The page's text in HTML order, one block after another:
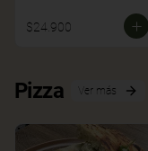
$24.900
Pizza Ver más